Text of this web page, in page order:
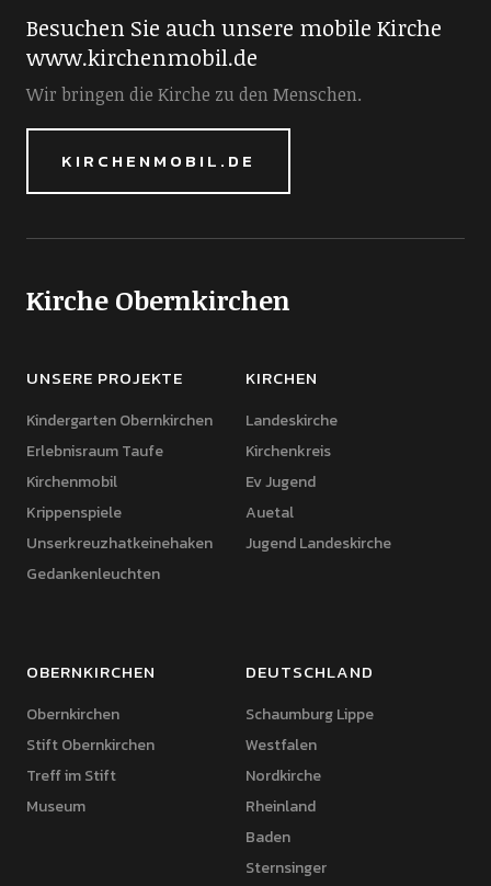
Besuchen Sie auch unsere mobile Kirche
www.kirchenmobil.de
Wir bringen die Kirche zu den Menschen.
KIRCHENMOBIL.DE
Kirche Obernkirchen
UNSERE PROJEKTE
Kindergarten Obernkirchen
Erlebnisraum Taufe
Kirchenmobil
Krippenspiele
Unserkreuzhatkeinehaken
Gedankenleuchten
KIRCHEN
Landeskirche
Kirchenkreis
Ev Jugend
Auetal
Jugend Landeskirche
OBERNKIRCHEN
Obernkirchen
Stift Obernkirchen
Treff im Stift
Museum
DEUTSCHLAND
Schaumburg Lippe
Westfalen
Nordkirche
Rheinland
Baden
Sternsinger